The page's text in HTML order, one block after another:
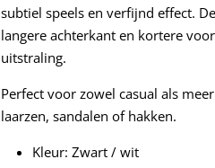
subtiel speels en verfijnd effect.
langere achterkant en kortere
uitstraling.
Perfect voor zowel casual als
laarzen, sandalen of hakken.
Kleur: Zwart / wit